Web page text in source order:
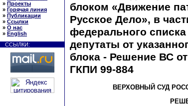
» Проекты
» Горячая линия
» Публикации
» Ссылки
» О нас
» English
ССЫЛКИ:
блоком «Движение
Русское Дело», в
федерального
депутаты от
блока - Решение ВС
ГКПИ 99-884
ВЕРХОВНЫЙ СУД